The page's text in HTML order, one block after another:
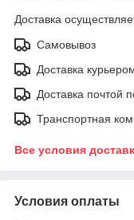
Доставка
Самовывоз
Доставка
Доставка почтой
Транспортная
Все условия
Условия оплаты